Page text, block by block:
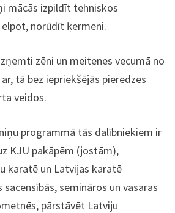
mācās izpildīt tehniskos
norūdīt ķermeni.
zēni un meitenes vecumā no
tā bez iepriekšējās pieredzes
veidos.
programmā tās dalībniekiem ir
KJU pakāpēm (jostām),
karatē un Latvijas karatē
semināros un vasaras
pārstāvēt Latviju